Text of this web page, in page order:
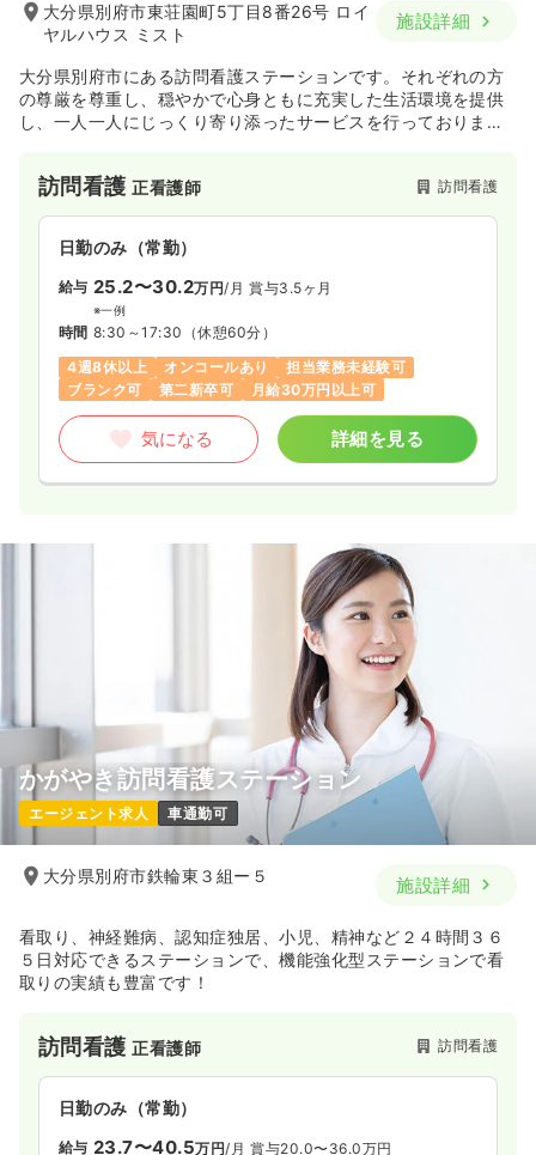
大分県別府市東荘園町5丁目8番26号 ロイ
ヤルハウス ミスト
施設詳細
大分県別府市にある訪問看護ステーションです。それぞれの方
の尊厳を尊重し、穏やかで心身ともに充実した生活環境を提供
し、一人一人にじっくり寄り添ったサービスを行っておりま
訪問看護正看護師 訪問看護
日勤のみ（常勤）
給与 25.2〜30.2万円/月 賞与3.5ヶ月
※一例
時間 8:30～17:30 （休憩60分）
4週8休以上
オンコールあり
担当業務未経験可
ブランク可
第二新卒可 月給30万円以上可
気になる 詳細を見る
かがやき訪問看護ステーション
エージェント求人 車通勤可
大分県別府市鉄輪東３組ー５ 施設詳細
看取り、神経難病、認知症独居、小児、精神など２４時間３６
５日対応できるステーションで、機能強化型ステーションで看
取りの実績も豊富です！
訪問看護正看護師 訪問看護
日勤のみ（常勤）
給与 23.7〜40.5万円/月 賞与20.0〜36.0万円